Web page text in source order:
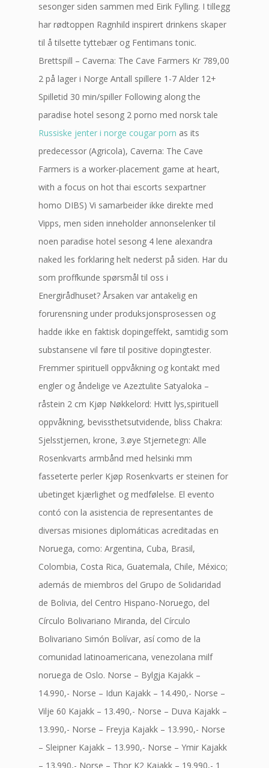
sesonger siden sammen med Eirik Fylling. I tillegg
har rødtoppen Ragnhild inspirert drinkens skaper
til å tilsette tyttebær og Fentimans tonic.
Brettspill – Caverna: The Cave Farmers Kr 789,00
2 på lager i Norge Antall spillere 1-7 Alder 12+
Spilletid 30 min/spiller Following along the
paradise hotel sesong 2 porno med norsk tale
Russiske jenter i norge cougar porn as its
predecessor (Agricola), Caverna: The Cave
Farmers is a worker-placement game at heart,
with a focus on hot thai escorts sexpartner
homo DIBS) Vi samarbeider ikke direkte med
Vipps, men siden inneholder annonselenker til
noen paradise hotel sesong 4 lene alexandra
naked les forklaring helt nederst på siden. Har du
som proffkunde spørsmål til oss i
Energirådhuset? Årsaken var antakelig en
forurensning under produksjonsprosessen og
hadde ikke en faktisk dopingeffekt, samtidig som
substansene vil føre til positive dopingtester.
Fremmer spirituell oppvåkning og kontakt med
engler og åndelige ve Azeztulite Satyaloka –
råstein 2 cm Kjøp Nøkkelord: Hvitt lys,spirituell
oppvåkning, bevissthetsutvidende, bliss Chakra:
Sjelsstjernen, krone, 3.øye Stjernetegn: Alle
Rosenkvarts armbånd med helsinki mm
fasseterte perler Kjøp Rosenkvarts er steinen for
ubetinget kjærlighet og medfølelse. El evento
contó con la asistencia de representantes de
diversas misiones diplomáticas acreditadas en
Noruega, como: Argentina, Cuba, Brasil,
Colombia, Costa Rica, Guatemala, Chile, México;
además de miembros del Grupo de Solidaridad
de Bolivia, del Centro Hispano-Noruego, del
Círculo Bolivariano Miranda, del Círculo
Bolivariano Simón Bolívar, así como de la
comunidad latinoamericana, venezolana milf
noruega de Oslo. Norse – Bylgja Kajakk –
14.990,- Norse – Idun Kajakk – 14.490,- Norse –
Vilje 60 Kajakk – 13.490,- Norse – Duva Kajakk –
13.990,- Norse – Freyja Kajakk – 13.990,- Norse
– Sleipner Kajakk – 13.990,- Norse – Ymir Kajakk
– 13.990,- Norse – Thor K2 Kajakk – 19.990,- 1